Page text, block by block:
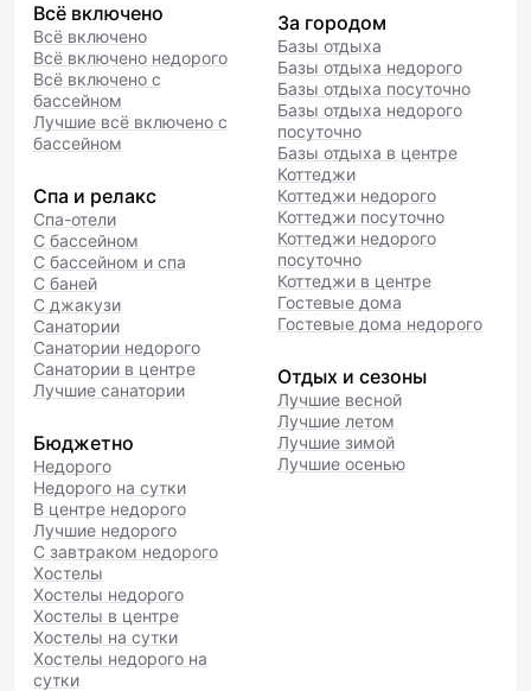
Всё включено
Всё включено
Всё включено недорого
Всё включено с
бассейном
Лучшие всё включено с
бассейном
Спа и релакс
Спа-отели
С бассейном
С бассейном и спа
С баней
С джакузи
Санатории
Санатории недорого
Санатории в центре
Лучшие санатории
Бюджетно
Недорого
Недорого на сутки
В центре недорого
Лучшие недорого
С завтраком недорого
Хостелы
Хостелы недорого
Хостелы в центре
Хостелы на сутки
Хостелы недорого на
сутки
За городом
Базы отдыха
Базы отдыха недорого
Базы отдыха посуточно
Базы отдыха недорого
посуточно
Базы отдыха в центре
Коттеджи
Коттеджи недорого
Коттеджи посуточно
Коттеджи недорого
посуточно
Коттеджи в центре
Гостевые дома
Гостевые дома недорого
Отдых и сезоны
Лучшие весной
Лучшие летом
Лучшие зимой
Лучшие осенью